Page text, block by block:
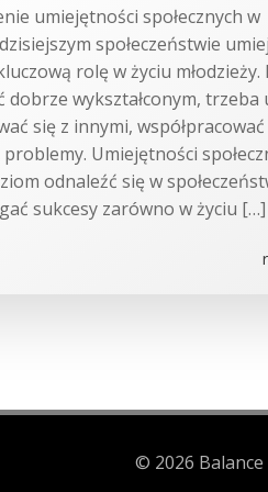
umiejętności społecznych w
społeczeństwie
rolę w życiu młodzieży.
wykształconym, trzeba
się z innymi,
Umiejętności
odnaleźć się w
sukcesy zarówno w życiu […]
© 2026